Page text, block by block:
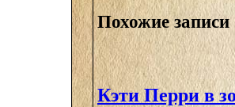
Похожие записи
Кэти Перри в